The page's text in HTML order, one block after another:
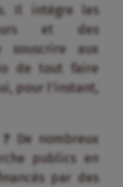
Il intègre les
et des
souscrire aux
de tout faire
pour l’instant,
De nombreux
publics en
par des